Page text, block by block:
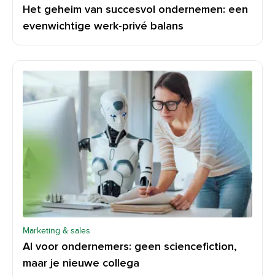
Het geheim van succesvol ondernemen: een
evenwichtige werk-privé balans
Marketing & sales
AI voor ondernemers: geen sciencefiction,
maar je nieuwe collega